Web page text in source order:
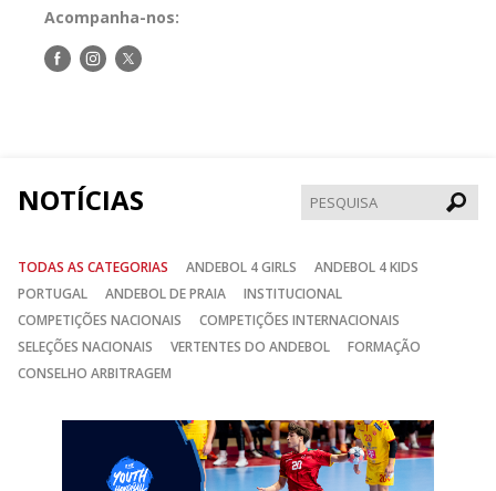
Acompanha-nos:
Siga-Siga-Siga-
NOTÍCIAS
TODAS AS CATEGORIAS ANDEBOL 4 GIRLS
ANDEBOL 4 KIDS
PORTUGAL
ANDEBOL DE PRAIA
INSTITUCIONAL
COMPETIÇÕES NACIONAIS
COMPETIÇÕES INTERNACIONAIS
SELEÇÕES NACIONAIS
VERTENTES DO ANDEBOL
FORMAÇÃO
CONSELHO ARBITRAGEM